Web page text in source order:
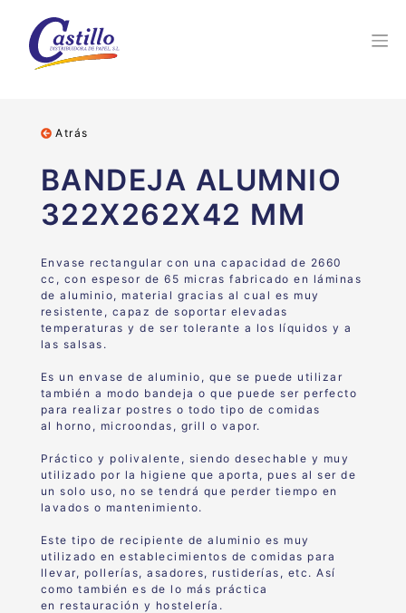
Atrás
BANDEJA ALUMNIO
322X262X42 MM
Envase rectangular con una capacidad de 2660
cc, con espesor de 65 micras fabricado en láminas
de aluminio, material gracias al cual es muy
resistente, capaz de soportar elevadas
temperaturas y de ser tolerante a los líquidos y a
las salsas.
Es un envase de aluminio, que se puede utilizar
también a modo bandeja o que puede ser perfecto
para realizar postres o todo tipo de comidas
al horno, microondas, grill o vapor.
Práctico y polivalente, siendo desechable y muy
utilizado por la higiene que aporta, pues al ser de
un solo uso, no se tendrá que perder tiempo en
lavados o mantenimiento.
Este tipo de recipiente de aluminio es muy
utilizado en establecimientos de comidas para
llevar, pollerías, asadores, rustiderías, etc. Así
como también es de lo más práctica
en restauración y hostelería.